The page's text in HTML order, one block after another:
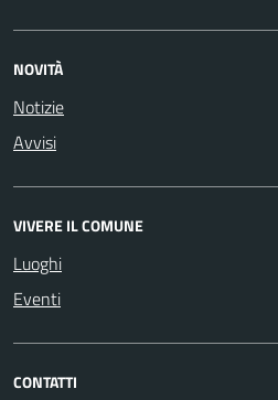
NOVITÀ
Notizie
Avvisi
VIVERE IL COMUNE
Luoghi
Eventi
CONTATTI